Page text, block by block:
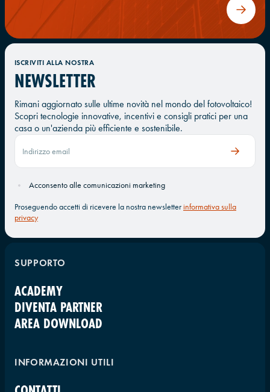
ISCRIVITI ALLA NOSTRA
NEWSLETTER
Rimani aggiornato sulle ultime novità nel mondo del fotovoltaico!
Scopri tecnologie innovative, incentivi e consigli pratici per una
casa o un'azienda più efficiente e sostenibile.
Acconsento alle comunicazioni marketing
Proseguendo accetti di ricevere la nostra newsletterinformativa sulla
privacy
SUPPORTO
ACADEMY
DIVENTA PARTNER
AREA DOWNLOAD
INFORMAZIONI UTILI